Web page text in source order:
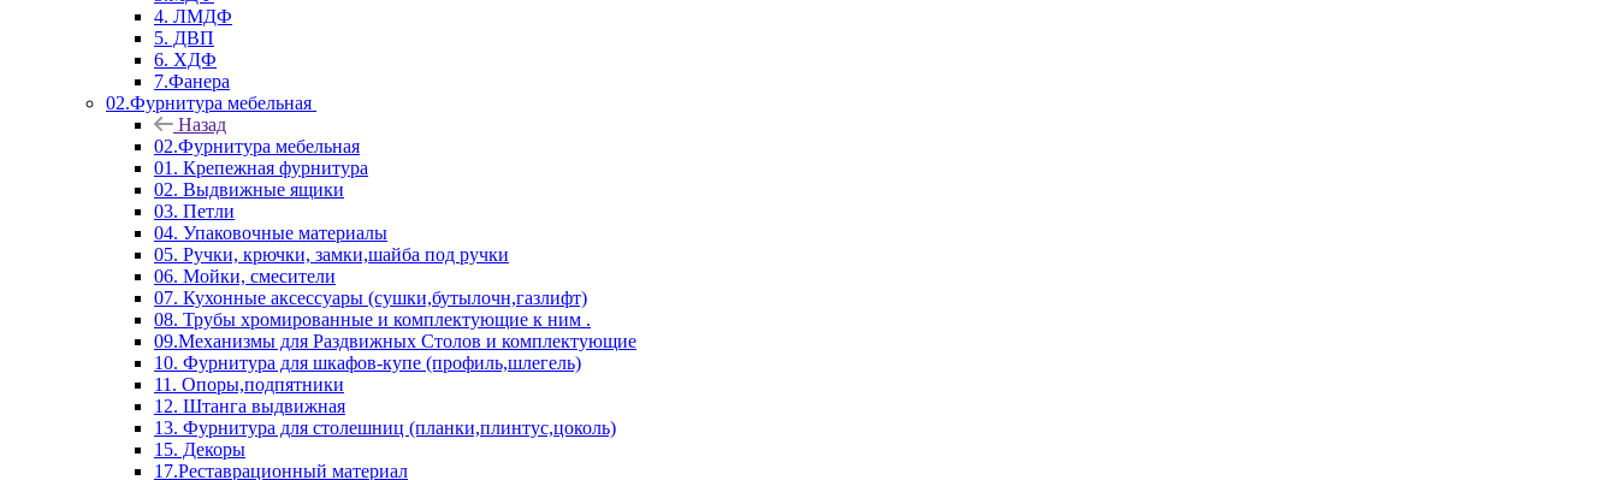
4. ЛМДФ
5. ДВП
6. ХДФ
7.Фанера
02.Фурнитура мебельная
Назад
02.Фурнитура мебельная
01. Крепежная фурнитура
02. Выдвижные ящики
03. Петли
04. Упаковочные материалы
05. Ручки, крючки, замки,шайба под ручки
06. Мойки, смесители
07. Кухонные аксессуары (сушки,бутылочн,газлифт)
08. Трубы хромированные и комплектующие к ним .
09.Механизмы для Раздвижных Столов и комплектующие
10. Фурнитура для шкафов-купе (профиль,шлегель)
11. Опоры,подпятники
12. Штанга выдвижная
13. Фурнитура для столешниц (планки,плинтус,цоколь)
15. Декоры
17.Реставрационный материал